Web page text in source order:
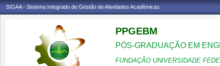
SIGAA - Sistema Integrado de Gestão de Atividades Acadêmicas
PPGEBM
PÓS-GRADUAÇÃO EM
FUNDAÇÃO UNIVERSIDADE